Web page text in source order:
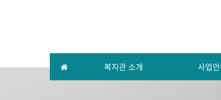
복지관 소개 사업